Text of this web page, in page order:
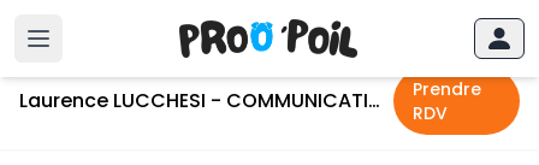
Accueil
Laurence LUCCHESI - COMMUNICATION ANIMALE
Prendre
RDV